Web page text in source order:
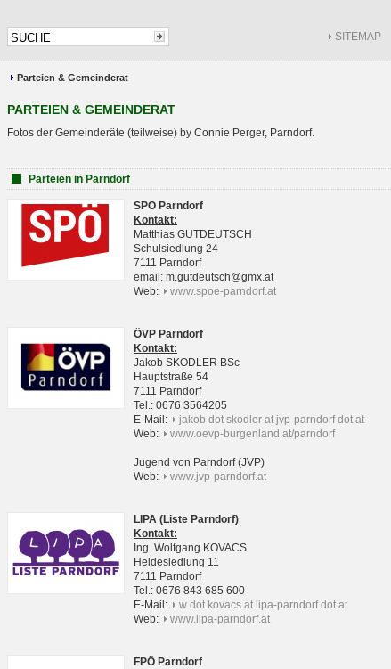
SITEMAP
Parteien & Gemeinderat
PARTEIEN & GEMEINDERAT
Fotos der Gemeinderäte (teilweise) by Connie Perger, Parndorf.
Parteien in Parndorf
SPÖ Parndorf
Kontakt:
Matthias GUTDEUTSCH
Schulsiedlung 24
7111 Parndorf
email: m.gutdeutsch@gmx.at
Web:
www.spoe-parndorf.at
ÖVP Parndorf
Kontakt:
Jakob SKODLER BSc
Hauptstraße 54
7111 Parndorf
Tel.: 0676 3564205
E-Mail:
jakob dot skodler at jvp-parndorf dot at
Web:
www.oevp-burgenland.at/parndorf
Jugend von Parndorf (JVP)
Web:
www.jvp-parndorf.at
LIPA (Liste Parndorf)
Kontakt:
Ing. Wolfgang KOVACS
Heidesiedlung 11
7111 Parndorf
Tel.: 0676 843 685 600
E-Mail:
w dot kovacs at lipa-parndorf dot at
Web:
www.lipa-parndorf.at
FPÖ Parndorf